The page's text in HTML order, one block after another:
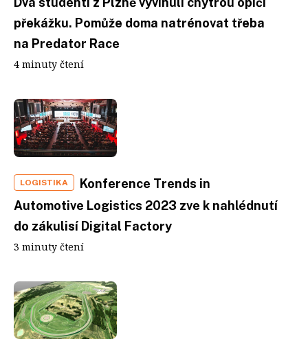
překážku. Pomůže doma natrénovat třeba
na Predator Race
4 minuty čtení
LOGISTIKA
Konference Trends in
Automotive Logistics 2023 zve k nahlédnutí
do zákulisí Digital Factory
3 minuty čtení